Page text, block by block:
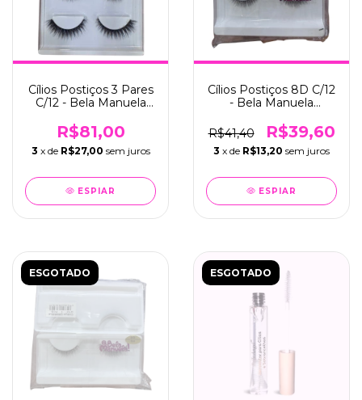
Cílios Postiços 3 Pares
C/12 - Bela Manuela
R$81,00
3 x de R$27,00 sem juros
ESPIAR
Cílios Postiços 8D C/12
- Bela Manuela
R$41,40
R$39,60
3 x de R$13,20 sem juros
ESPIAR
ESGOTADO ESGOTADO